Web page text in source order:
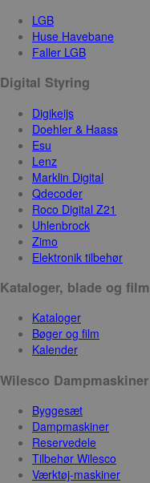
LGB
Huse Havebane
Faller LGB
Digital Styring
Digikeijs
Doehler & Haass
Esu
Lenz
Marklin Digital
Qdecoder
Roco Digital Z21
Uhlenbrock
Zimo
Elektronik tilbehør
Kataloger, blade og film
Kataloger
Bøger og film
Kalender
Wilesco Dampmaskiner
Byggesæt
Dampmaskiner
Reservedele
Tilbehør Wilesco
Værktøj-maskiner